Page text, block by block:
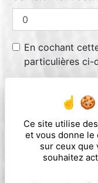
Ce site utilise
et vous donne le
sur ceux que
souhaitez
En cochant
particulières ci-
** Les données
vous contacter et sont
destinées à et ses sous-
message. Les données
destinataires suivants: .
d’effacement, de
consentement à tout